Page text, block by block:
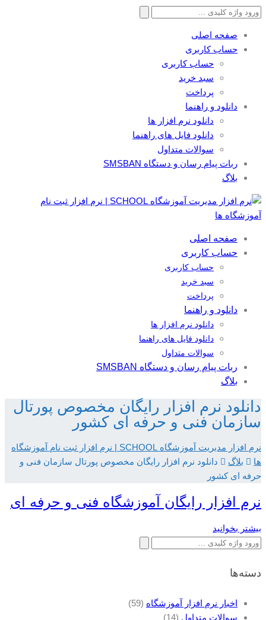
جستجو
صفحه اصلی
حساب کاربری
حساب کاربری
سبد خرید
پرداخت
دانلود و راهنما
دانلود نرم افزار ها
دانلود فایل های راهنما
سوالات متداول
ربات پیام رسان و دستگاه SMSBAN
بلاگ
صفحه اصلی
حساب کاربری
حساب کاربری
سبد خرید
پرداخت
دانلود و راهنما
دانلود نرم افزار ها
دانلود فایل های راهنما
سوالات متداول
ربات پیام رسان و دستگاه SMSBAN
بلاگ
دانلود نرم افزار رایگان مخصوص پورتال
سازمان فنی و حرفه ای کشور
نرم افزار مدیریت آموزشگاه SCHOOL | نرم افزار ثبت نام آموزشگاه
ها
بلاگ
دانلود نرم افزار رایگان مخصوص پورتال سازمان فنی و
حرفه ای کشور
نرم افزار رایگان آموزشگاه فنی و حرفه ای
بیشتر بخوانید
جستجو
دسته‌ها
اخبار نرم افزار آموزشگاه (59)
سوالات متداول (14)